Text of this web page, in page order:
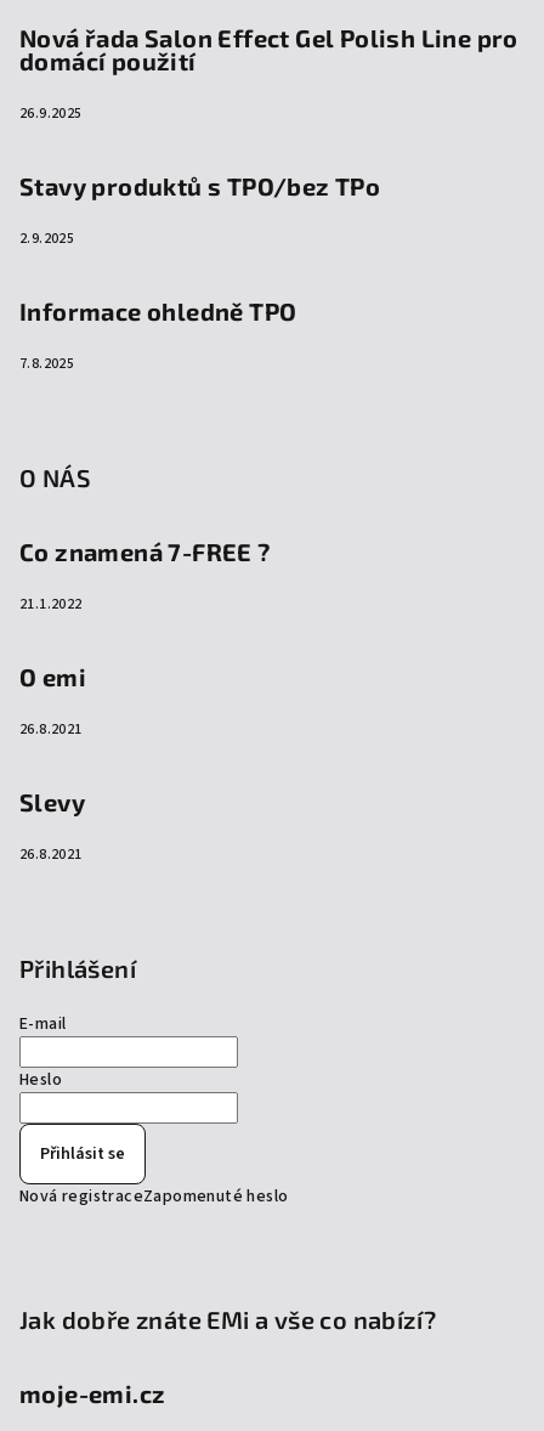
Nová řada Salon Effect Gel Polish Line pro
domácí použití
26.9.2025
Stavy produktů s TPO/bez TPo
2.9.2025
Informace ohledně TPO
7.8.2025
O NÁS
Co znamená 7-FREE ?
21.1.2022
O emi
26.8.2021
Slevy
26.8.2021
Přihlášení
E-mail
Heslo
Přihlásit se
Nová registraceZapomenuté heslo
Jak dobře znáte EMi a vše co nabízí?
moje-emi.cz